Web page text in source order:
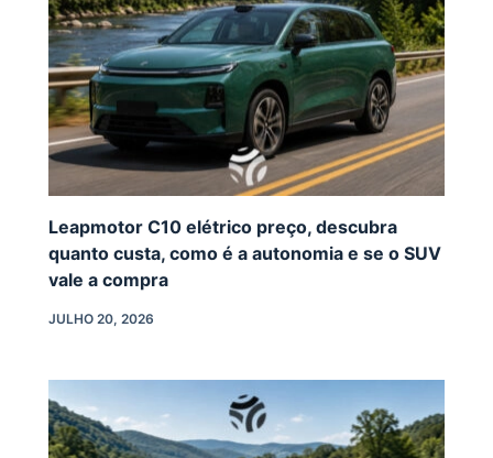
Leapmotor C10 elétrico preço, descubra
quanto custa, como é a autonomia e se o SUV
vale a compra
JULHO 20, 2026